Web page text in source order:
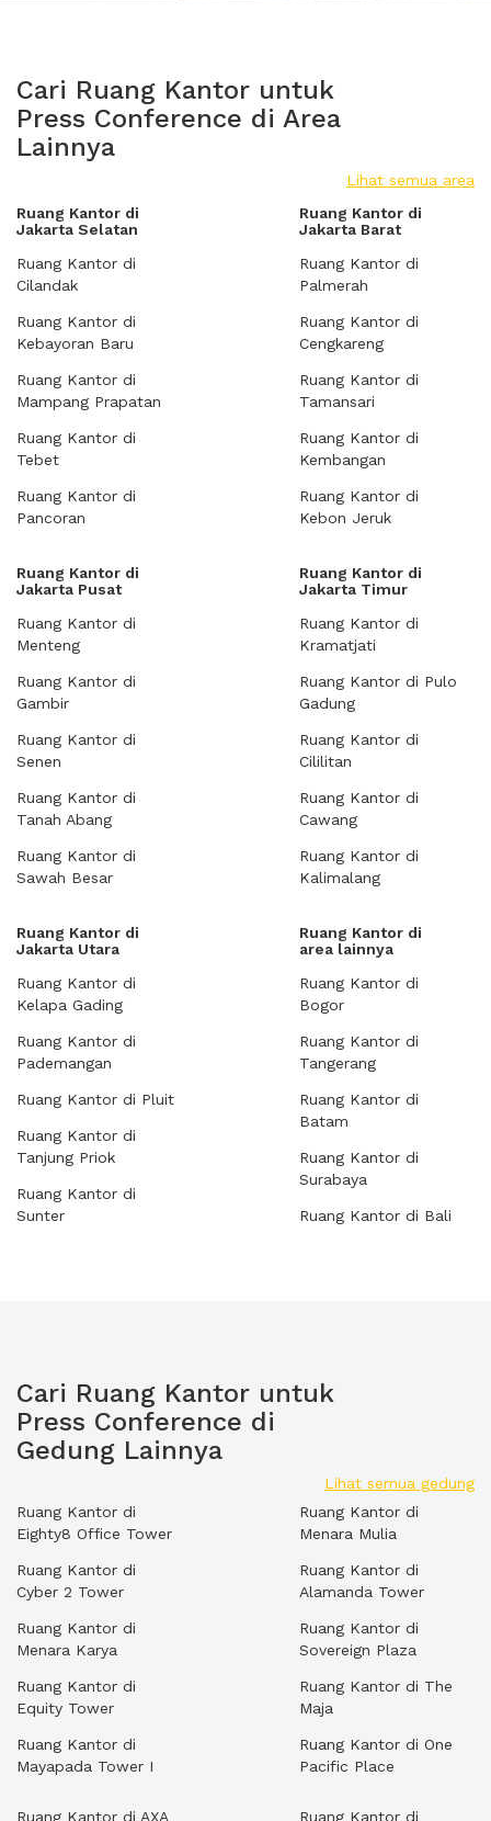
Cari Ruang Kantor untuk
Press Conference di Area
Lainnya
Lihat semua area
Ruang Kantor di
Jakarta Selatan
Ruang Kantor di
Cilandak
Ruang Kantor di
Kebayoran Baru
Ruang Kantor di
Mampang Prapatan
Ruang Kantor di
Tebet
Ruang Kantor di
Pancoran
Ruang Kantor di
Jakarta Barat
Ruang Kantor di
Palmerah
Ruang Kantor di
Cengkareng
Ruang Kantor di
Tamansari
Ruang Kantor di
Kembangan
Ruang Kantor di
Kebon Jeruk
Ruang Kantor di
Jakarta Pusat
Ruang Kantor di
Menteng
Ruang Kantor di
Gambir
Ruang Kantor di
Senen
Ruang Kantor di
Tanah Abang
Ruang Kantor di
Sawah Besar
Ruang Kantor di
Jakarta Timur
Ruang Kantor di
Kramatjati
Ruang Kantor di Pulo
Gadung
Ruang Kantor di
Cililitan
Ruang Kantor di
Cawang
Ruang Kantor di
Kalimalang
Ruang Kantor di
Jakarta Utara
Ruang Kantor di
Kelapa Gading
Ruang Kantor di
Pademangan
Ruang Kantor di Pluit
Ruang Kantor di
Tanjung Priok
Ruang Kantor di
Sunter
Ruang Kantor di
area lainnya
Ruang Kantor di
Bogor
Ruang Kantor di
Tangerang
Ruang Kantor di
Batam
Ruang Kantor di
Surabaya
Ruang Kantor di Bali
Cari Ruang Kantor untuk
Press Conference di
Gedung Lainnya
Lihat semua gedung
Ruang Kantor di
Eighty8 Office Tower
Ruang Kantor di
Cyber 2 Tower
Ruang Kantor di
Menara Karya
Ruang Kantor di
Equity Tower
Ruang Kantor di
Mayapada Tower I
Ruang Kantor di
Menara Mulia
Ruang Kantor di
Alamanda Tower
Ruang Kantor di
Sovereign Plaza
Ruang Kantor di The
Maja
Ruang Kantor di One
Pacific Place
Ruang Kantor di AXA Ruang Kantor di